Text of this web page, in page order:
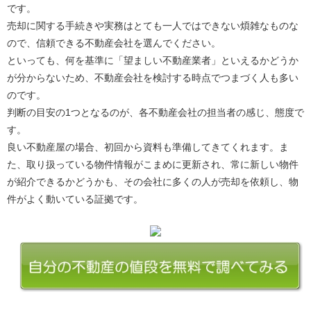
です。
売却に関する手続きや実務はとても一人ではできない煩雑なものな
ので、信頼できる不動産会社を選んでください。
といっても、何を基準に「望ましい不動産業者」といえるかどうか
が分からないため、不動産会社を検討する時点でつまづく人も多い
のです。
判断の目安の1つとなるのが、各不動産会社の担当者の感じ、態度で
す。
良い不動産屋の場合、初回から資料も準備してきてくれます。ま
た、取り扱っている物件情報がこまめに更新され、常に新しい物件
が紹介できるかどうかも、その会社に多くの人が売却を依頼し、物
件がよく動いている証拠です。